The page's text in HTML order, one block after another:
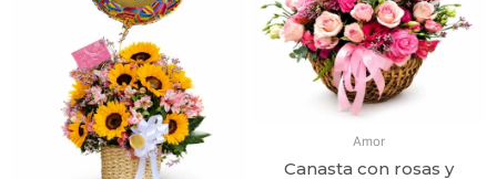
Amor
Canasta con rosas y